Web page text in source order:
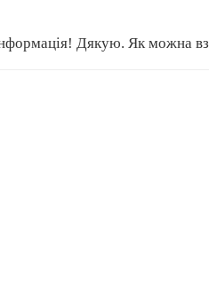
Дякую. Як можна